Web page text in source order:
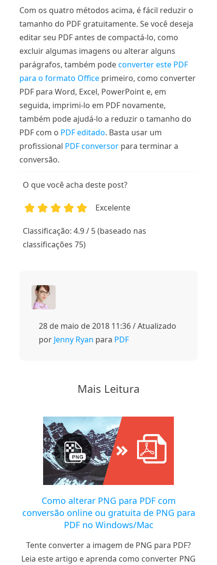
Com os quatro métodos acima, é fácil reduzir o
tamanho do PDF gratuitamente. Se você deseja
editar seu PDF antes de compactá-lo, como
excluir algumas imagens ou alterar alguns
parágrafos, também podeconverter este PDF
para o formato Office primeiro, como converter
PDF para Word, Excel, PowerPoint e, em
seguida, imprimi-lo em PDF novamente,
também pode ajudá-lo a reduzir o tamanho do
PDF com o PDF editado. Basta usar um
profissional PDF conversor para terminar a
conversão.
O que você acha deste post?
Excelente
Classificação: 4.9 / 5 (baseado nas
classificações 75)
28 de maio de 2018 11:36 / Atualizado
por Jenny Ryan para PDF
Mais Leitura
Como alterar PNG para PDF com
conversão online ou gratuita de PNG para
PDF no Windows/Mac
Tente converter a imagem de PNG para PDF?
Leia este artigo e aprenda como converter PNG